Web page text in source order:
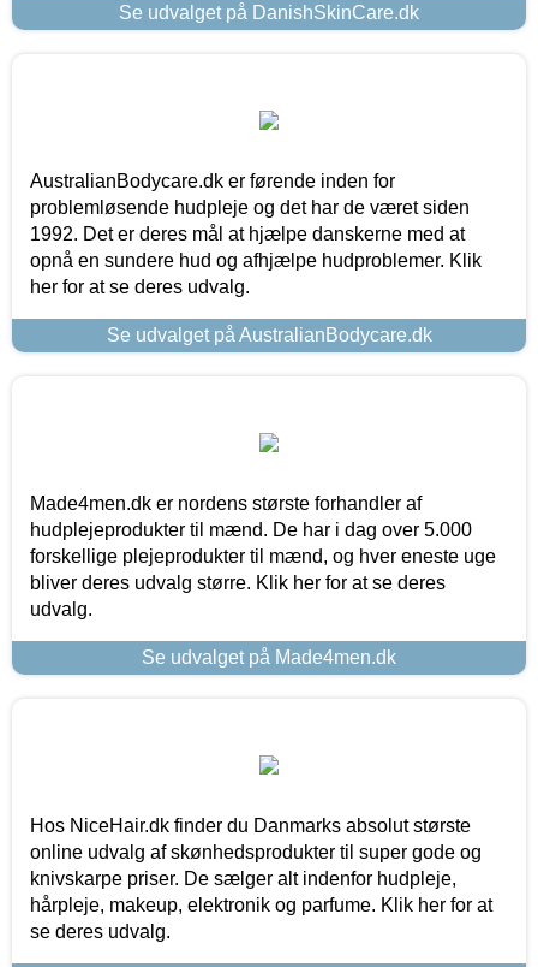
Se udvalget på DanishSkinCare.dk
AustralianBodycare.dk er førende inden for
problemløsende hudpleje og det har de været siden
1992. Det er deres mål at hjælpe danskerne med at
opnå en sundere hud og afhjælpe hudproblemer. Klik
her for at se deres udvalg.
Se udvalget på AustralianBodycare.dk
Made4men.dk er nordens største forhandler af
hudplejeprodukter til mænd. De har i dag over 5.000
forskellige plejeprodukter til mænd, og hver eneste uge
bliver deres udvalg større. Klik her for at se deres
udvalg.
Se udvalget på Made4men.dk
Hos NiceHair.dk finder du Danmarks absolut største
online udvalg af skønhedsprodukter til super gode og
knivskarpe priser. De sælger alt indenfor hudpleje,
hårpleje, makeup, elektronik og parfume. Klik her for at
se deres udvalg.